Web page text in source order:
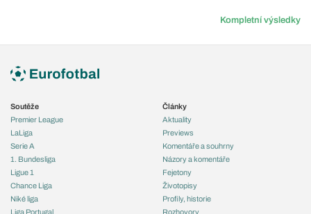
Kompletní výsledky
Soutěže
Premier League
LaLiga
Serie A
1. Bundesliga
Ligue 1
Chance Liga
Niké liga
Liga Portugal
Články
Aktuality
Previews
Komentáře a souhrny
Názory a komentáře
Fejetony
Životopisy
Profily, historie
Rozhovory